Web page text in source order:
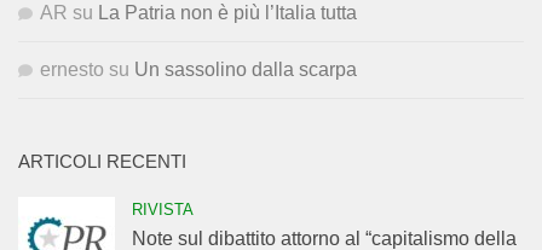
AR su La Patria non è più l’Italia tutta
ernesto su Un sassolino dalla scarpa
ARTICOLI RECENTI
RIVISTA
Note sul dibattito attorno al “capitalismo della